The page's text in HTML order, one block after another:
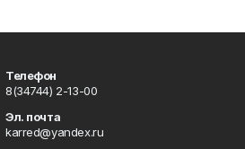
Телефон
8(34744) 2-13-00
Эл. почта
karred@yandex.ru